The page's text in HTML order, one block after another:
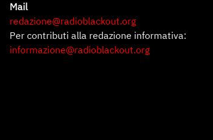
Mail
redazione@radioblackout.org
Per contributi alla redazione informativa:
informazione@radioblackout.org